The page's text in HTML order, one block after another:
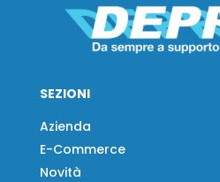
SEZIONI
Azienda
E-Commerce
Novità